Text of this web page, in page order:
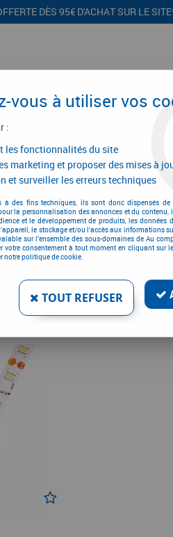
DÈS 95€ D'ACHAT SUR LE
led Proflex
1
vous à utiliser vos
:
les fonctionnalités du site
marketing et proposer des mises à
et surveiller les erreurs techniques
à des fins techniques, ils sont donc dispensés de
la personnalisation des annonces et du contenu,
et le développement de produits, les données
le stockage et/ou l'accès aux informations
sur l’ensemble des sous-domaines de Au
votre consentement à tout moment en cliquant sur
notre politique de cookie.
TOUT REFUSER